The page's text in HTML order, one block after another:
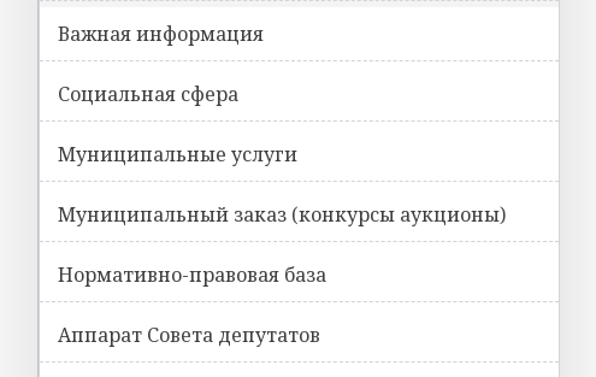
Важная информация
Социальная сфера
Муниципальные услуги
Муниципальный заказ (конкурсы аукционы)
Нормативно-правовая база
Аппарат Совета депутатов